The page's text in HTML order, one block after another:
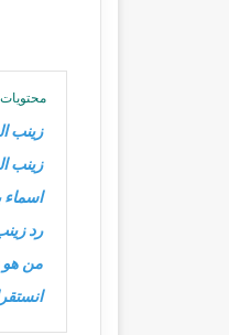
زينب
زينب
اسماء
رد
من هو